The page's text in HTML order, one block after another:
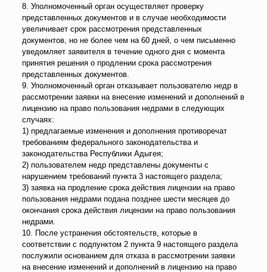
8. Уполномоченный орган осуществляет проверку
представленных документов и в случае необходимости
увеличивает срок рассмотрения представленных
документов, но не более чем на 60 дней, о чем письменно
уведомляет заявителя в течение одного дня с момента
принятия решения о продлении срока рассмотрения
представленных документов.
9. Уполномоченный орган отказывает пользователю недр в
рассмотрении заявки на внесение изменений и дополнений в
лицензию на право пользования недрами в следующих
случаях:
1) предлагаемые изменения и дополнения противоречат
требованиям федерального законодательства и
законодательства Республики Адыгея;
2) пользователем недр представлены документы с
нарушением требований пункта 3 настоящего раздела;
3) заявка на продление срока действия лицензии на право
пользования недрами подана позднее шести месяцев до
окончания срока действия лицензии на право пользования
недрами.
10. После устранения обстоятельств, которые в
соответствии с подпунктом 2 пункта 9 настоящего раздела
послужили основанием для отказа в рассмотрении заявки
на внесение изменений и дополнений в лицензию на право